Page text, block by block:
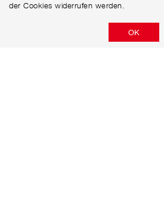
der Cookies widerrufen werden.
OK